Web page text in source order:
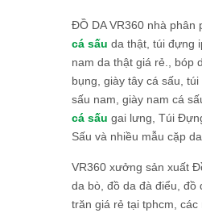
ĐỒ DA VR360 nhà phân
cá sấu da thật, túi đựng
nam da thật giá rẻ., bóp
bụng, giày tây cá sấu,
sấu nam, giày nam cá
cá sấu gai lưng, Túi
Sấu và nhiều mẫu cặp
VR360 xưởng sản xuất
da bò, đồ da đà điểu, đồ
trăn giá rẻ tại tphcm, các